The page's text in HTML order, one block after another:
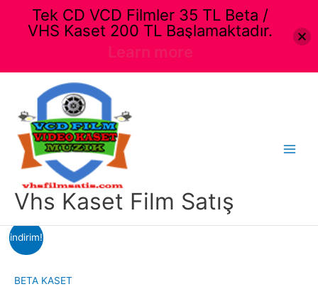
Vhs Kaset Film Satış
indirim!
BETA KASET
Tek CD VCD Filmler 35 TL Beta /
VHS Kaset 200 TL Başlamaktadır.
Learn more